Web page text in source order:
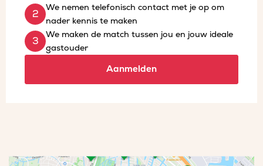
We nemen telefonisch contact met je op om
nader kennis te maken
We maken de match tussen jou en jouw ideale
gastouder
Aanmelden